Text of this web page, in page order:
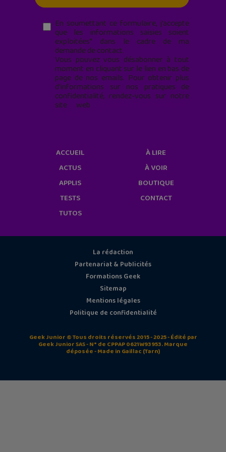
En soumettant ce formulaire, j’accepte
que les informations saisies soient
exploitées* dans le cadre de ma
demande de contact.
Vous pouvez vous désabonner à tout
moment en cliquant sur le lien en bas de
page de nos emails. Pour obtenir plus
d'informations sur nos pratiques de
confidentialité, rendez-vous sur notre
site web
ACCUEIL
ACTUS
APPLIS
TESTS
TUTOS
À LIRE
À VOIR
BOUTIQUE
CONTACT
La rédaction
Partenariat & Publicités
Formations Geek
Sitemap
Mentions légales
Politique de confidentialité
Geek Junior © Tous droits réservés 2015 - 2025 - Édité par
Geek Junior SAS - N° de CPPAP 0621W93953. Marque
déposée - Made in Gaillac (Tarn)